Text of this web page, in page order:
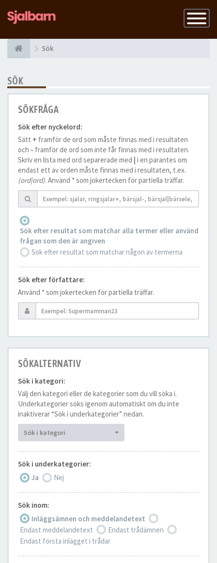
Slå
på
Sök
SÖK
SÖKFRÅGA
Sök efter nyckelord:
Sätt + framför de ord som måste finnas med i resultaten
och - framför de ord som inte får finnas med i resultaten.
Skriv en lista med ord separerade med | i en parantes om
endast ett av orden måste finnas med i resultaten, t.ex.
(ord|ord). Använd * som jokertecken för partiella träffar.
Sök efter resultat som matchar alla termer eller använd
frågan som den är angiven
Sök efter resultat som matchar någon av termerna
Sök efter författare:
Använd * som jokertecken för partiella träffar.
SÖKALTERNATIV
Sök i kategori:
Välj den kategori eller de kategorier som du vill söka i.
Underkategorier söks igenom automatiskt om du inte
inaktiverar “Sök i underkategorier” nedan.
Sök i kategori
Sök i underkategorier:
Ja
Nej
Sök inom:
Inläggsämnen och meddelandetext
Endast meddelandetext
Endast trådämnen
Endast första inlägget i trådar